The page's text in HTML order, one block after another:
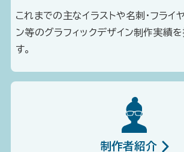
これまでの主なイラストや名刺・フライ
ン等のグラフィックデザイン制作実績
す。
制作者紹介